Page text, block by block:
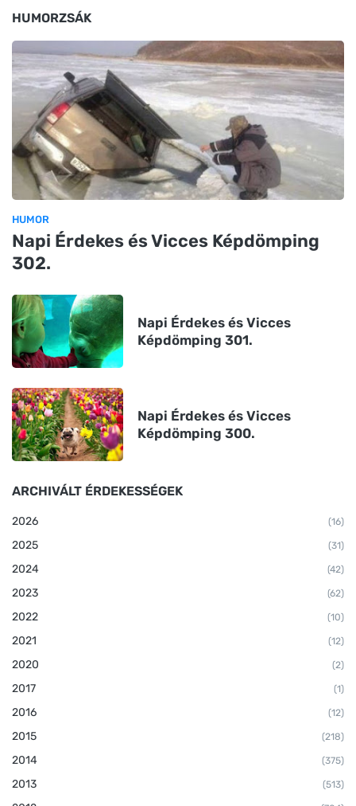
HUMORZSÁK
HUMOR
Napi Érdekes és Vicces Képdömping
302.
Napi Érdekes és Vicces
Képdömping 301.
Napi Érdekes és Vicces
Képdömping 300.
ARCHIVÁLT ÉRDEKESSÉGEK
2026 (16)
2025 (31)
2024 (42)
2023 (62)
2022 (10)
2021 (12)
2020 (2)
2017 (1)
2016 (12)
2015 (218)
2014 (375)
2013 (513)